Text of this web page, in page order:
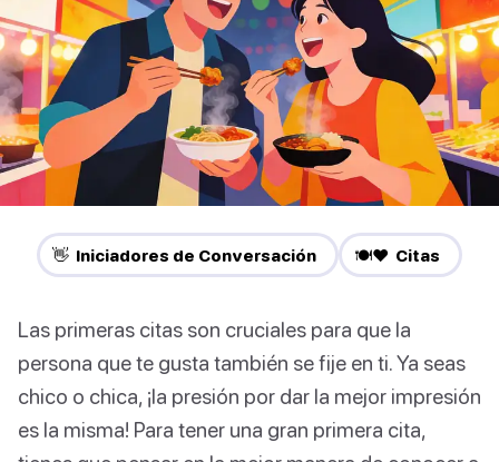
👋 Iniciadores de Conversación 🍽️❤️ Citas
Las primeras citas son cruciales para que la
persona que te gusta también se fije en ti. Ya seas
chico o chica, ¡la presión por dar la mejor impresión
es la misma! Para tener una gran primera cita,